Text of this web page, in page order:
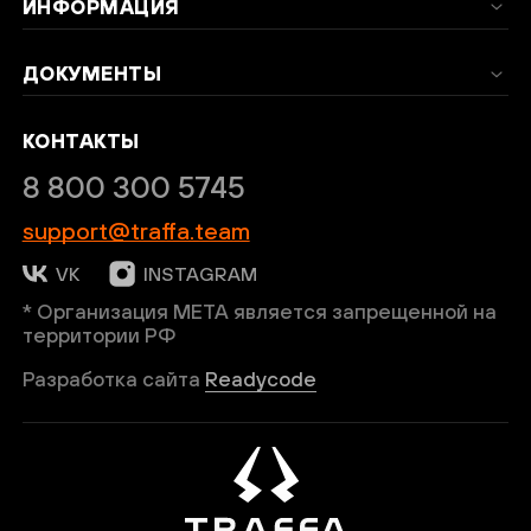
ИНФОРМАЦИЯ
ДОКУМЕНТЫ
КОНТАКТЫ
8 800 300 5745
support@traffa.team
VK INSTAGRAM
* Организация META является запрещенной на
территории РФ
Разработка сайта Readycode
Введи код подтверждения
ОТПРАВИТЬ
Нажимая кнопку “Подписаться”, вы
соглашаетесь на обработку персональных
данных в соответствии с